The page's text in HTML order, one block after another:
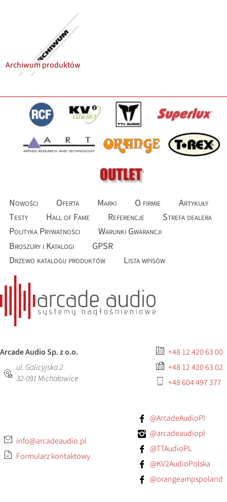
Archiwum produktów
Nowości Oferta Marki O firmie
Artykuły
Testy
Hall of Fame Referencje
Strefa dealera
Polityka Prywatności
Warunki Gwarancji
Broszury i Katalogi
GPSR
Drzewo katalogu produktów
Lista wpisów
Arcade Audio Sp. z o.o.
ul. Galicyjska 2
32-091Michałowice
+48 12 420 63 00
+48 12 420 63 02
+48 604 497 377
info@arcadeaudio.pl
Formularz kontaktowy
@ArcadeAudioPl
@arcadeaudiopl
@TTAudioPL
@KV2AudioPolska
@orangeampspoland